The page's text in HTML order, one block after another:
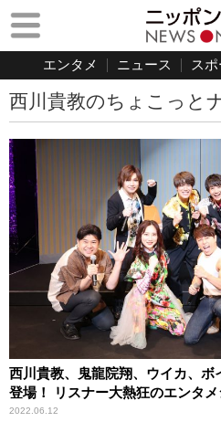
エンタメ ニュース ス
西川貴教のちょこっと
西川貴教、鬼龍院翔、ウイカ、
登場！ リスナー大熱狂のエンタメ
2022.06.12